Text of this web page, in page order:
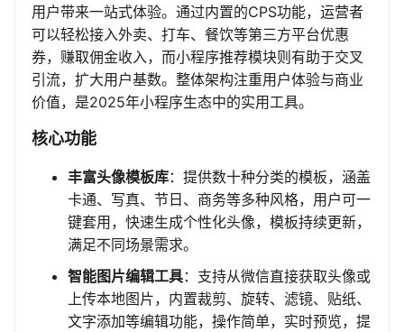
用户带来一站式体验。通过内置的CPS功能，运营者
可以轻松接入外卖、打车、餐饮等第三方平台优惠
券，赚取佣金收入，而小程序推荐模块则有助于交叉
引流，扩大用户基数。整体架构注重用户体验与商业
价值，是2025年小程序生态中的实用工具。
核心功能
丰富头像模板库：提供数十种分类的模板，涵盖
卡通、写真、节日、商务等多种风格，用户可一
键套用，快速生成个性化头像，模板持续更新，
满足不同场景需求。
智能图片编辑工具：支持从微信直接获取头像或
上传本地图片，内置裁剪、旋转、滤镜、贴纸、
文字添加等编辑功能，操作简单，实时预览，提